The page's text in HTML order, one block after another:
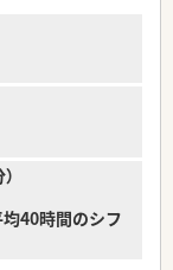
40時間のシフ